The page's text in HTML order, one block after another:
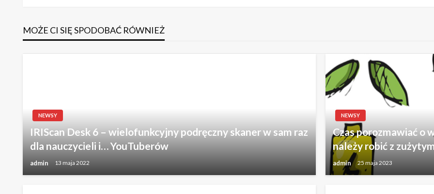
MOŻE CI SIĘ SPODOBAĆ RÓWNIEŻ
NEWSY
IRIScan Desk 6 – wielofunkcyjny podręczny skaner w sam raz
dla nauczycieli i… YouTuberów
admin 13 maja 2022
NEWSY
Czas porozmawiać o
należy robić z
admin 25 maja 2023